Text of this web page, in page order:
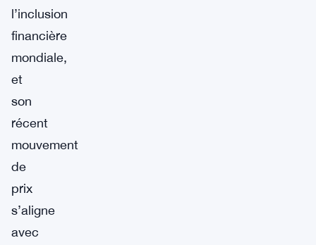
l’inclusion
financière
mondiale,
et
son
récent
mouvement
de
prix
s’aligne
avec